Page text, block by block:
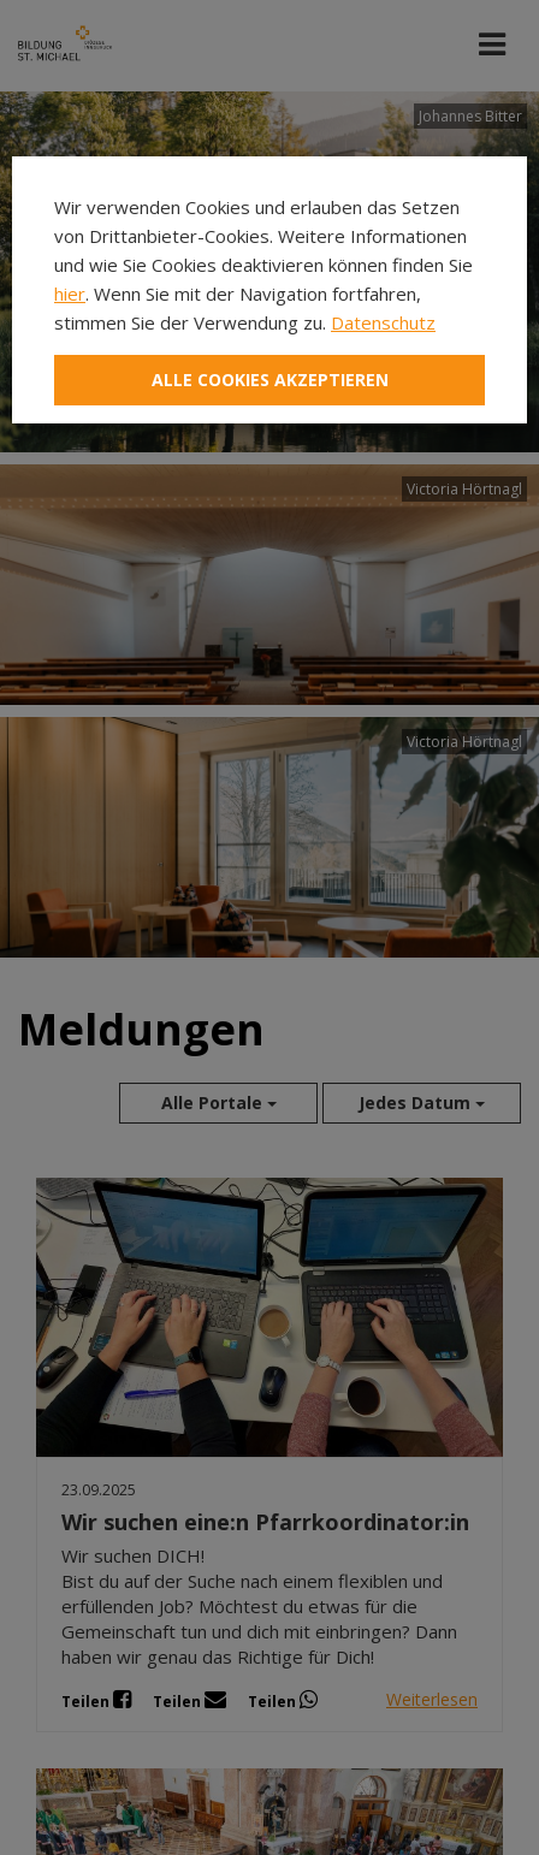
Johannes Bitter
Victoria Hörtnagl
Victoria Hörtnagl
Meldungen
Alle Portale Jedes Datum
Aug 2026
Mai 2026
Apr 2026
Mär 2026
Feb 2026
Jan 2026
Dez 2025
Sep 2025
23.09.2025
Wir suchen eine:n Pfarrkoordinator:in
Wir suchen DICH!
Bist du auf der Suche nach einem flexiblen und
erfüllenden Job? Möchtest du etwas für die
Gemeinschaft tun und dich mit einbringen? Dann
haben wir genau das Richtige für Dich!
Teilen Teilen Teilen Weiterlesen
Wir verwenden Cookies und erlauben das Setzen
von Drittanbieter-Cookies. Weitere Informationen
und wie Sie Cookies deaktivieren können finden Sie
hier. Wenn Sie mit der Navigation fortfahren,
stimmen Sie der Verwendung zu. Datenschutz
ALLE COOKIES AKZEPTIEREN